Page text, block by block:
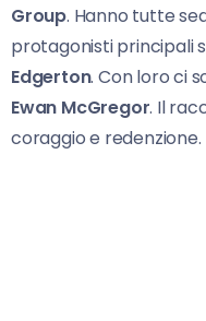
Group. Hanno tutte
protagonisti principali
Edgerton. Con loro ci
Ewan McGregor. Il
coraggio e redenzione.